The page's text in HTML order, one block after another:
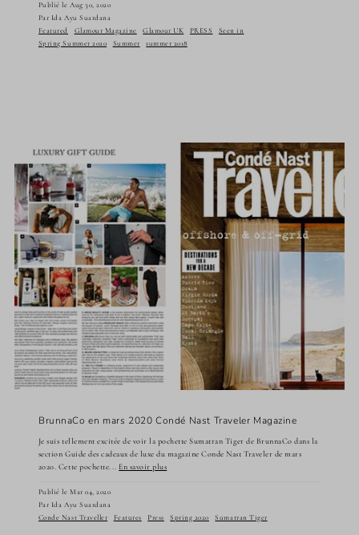
Publié le Aug 30, 2020
Par Ida Ayu Suardana
Featured
Glamour Magazine Glamour UK PRESS
Seen in
Spring Summer 2020
Summer summer 2018
BrunnaCo en mars 2020 Condé Nast Traveler Magazine
Je suis tellement excitée de voir la pochette Sumatran Tiger de BrunnaCo dans la
section Guide des cadeaux de luxe du magazine Conde Nast Traveler de mars
2020. Cette pochette... En savoir plus
Publié le Mar 04, 2020
Par Ida Ayu Suardana
Conde Nast Traveller
Features Press Spring 2020 Sumatran Tiger